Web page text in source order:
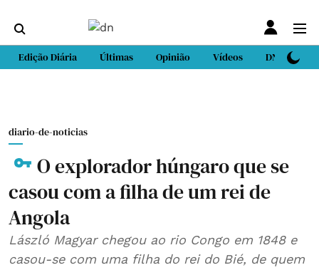
Edição Diária Últimas Opinião Vídeos DN Sport
diario-de-noticias
O explorador húngaro que se
casou com a filha de um rei de
Angola
László Magyar chegou ao rio Congo em 1848 e
casou-se com uma filha do rei do Bié, de quem